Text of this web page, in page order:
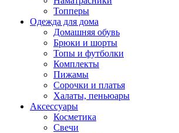
Топперы
Одежда для дома
Домашняя обувь
Брюки и шорты
Топы и футболки
Комплекты
Пижамы
Сорочки и платья
Халаты, пеньюары
Аксессуары
Косметика
Свечи